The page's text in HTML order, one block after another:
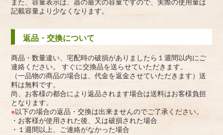
記載容量より少なくなります。
返品・交換について
商品・数量違い、宅配時の破損がありましたら１週間以内にご
連絡ください。 すぐに交換品を送らせていただきます。
（一品物の商品の場合は、代金を返金させていただきます）送
料は無料です。
尚、お客様の都合により返品されます場合は送料はお客様負担
となります。
※以下の場合の返品・交換は出来ませんのでご了承ください。
・お客様が使用された後、又は破損された場合
・１週間以上、ご連絡がなかった場合